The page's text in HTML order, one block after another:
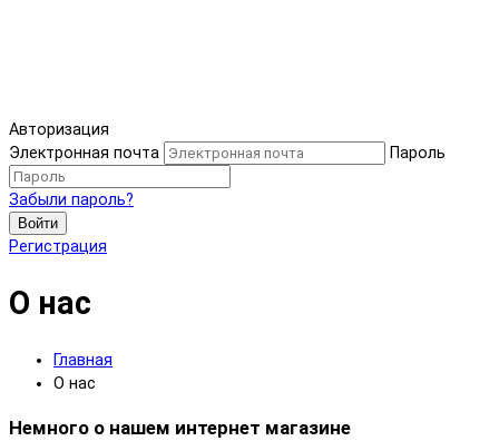
Авторизация
Электронная почта
Пароль
Забыли пароль?
Войти
Регистрация
О нас
Главная
О нас
Немного о нашем интернет магазине